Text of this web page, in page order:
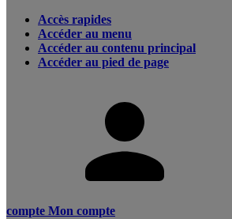
Accès rapides
Accéder au menu
Accéder au contenu principal
Accéder au pied de page
compte Mon compte